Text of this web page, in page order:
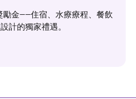
勵金——住宿、水療療程、餐飲
計的獨家禮遇。